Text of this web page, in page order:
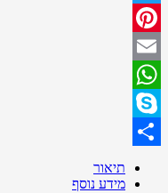
Twitter
Pinterest
Email
WhatsApp
Skype
תיאור
מידע נוסף